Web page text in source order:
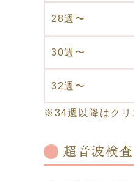
28週〜
30週〜
32週〜
※34週以降はクリ
超音波検査